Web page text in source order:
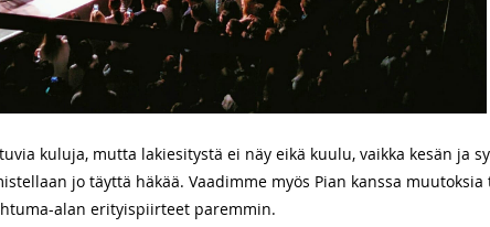
kuluja, mutta lakiesitystä ei näy eikä kuulu, vaikka kesän ja
jo täyttä häkää. Vaadimme myös Pian kanssa
alan erityispiirteet paremmin.